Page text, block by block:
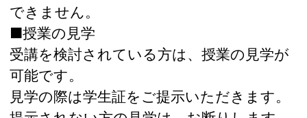
できません。
■授業の見学
受講を検討されている方は、授業の見学が
可能です。
見学の際は学生証をご提示いただきます。